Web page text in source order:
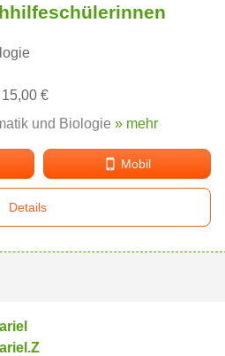
€
und Biologie » mehr
Mobil
Details